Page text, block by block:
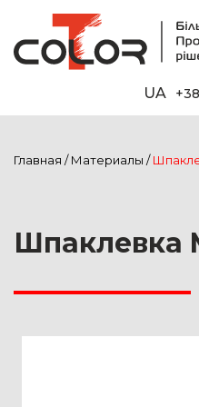
UA
Главная /Материалы /
Шпаклевка